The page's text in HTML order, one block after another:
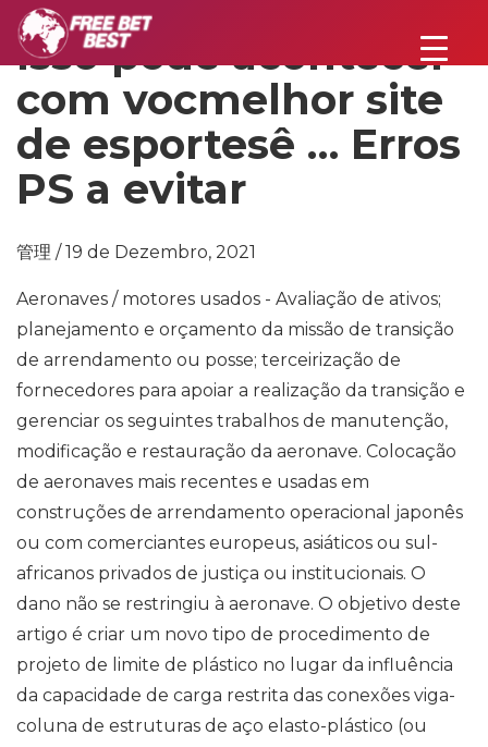
Isso pode acontecer
com vocmelhor site
de esportesê … Erros
PS a evitar
管理 / 19 de Dezembro, 2021
Aeronaves / motores usados ​​- Avaliação de ativos;
planejamento e orçamento da missão de transição
de arrendamento ou posse; terceirização de
fornecedores para apoiar a realização da transição e
gerenciar os seguintes trabalhos de manutenção,
modificação e restauração da aeronave. Colocação
de aeronaves mais recentes e usadas em
construções de arrendamento operacional japonês
ou com comerciantes europeus, asiáticos ou sul-
africanos privados de justiça ou institucionais. O
dano não se restringiu à aeronave. O objetivo deste
artigo é criar um novo tipo de procedimento de
projeto de limite de plástico no lugar da influência
da capacidade de carga restrita das conexões viga-
coluna de estruturas de aço elasto-plástico (ou